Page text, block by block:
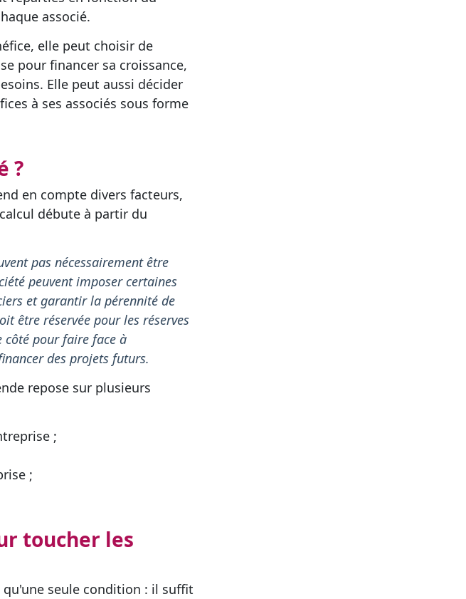
associé.
elle peut choisir de
pour financer sa croissance,
Elle peut aussi décider
à ses associés sous forme
?
en compte divers facteurs,
débute à partir du
pas nécessairement être
peuvent imposer certaines
et garantir la pérennité de
être réservée pour les réserves
côté pour faire face à
des projets futurs.
repose sur plusieurs
;
;
toucher les
seule condition : il suffit